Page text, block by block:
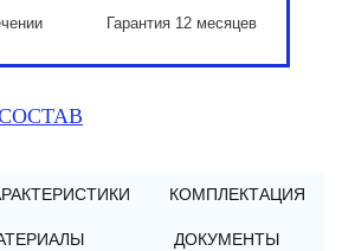
Гарантия 12 месяцев
КОМПЛЕКТАЦИЯ
ДОКУМЕНТЫ